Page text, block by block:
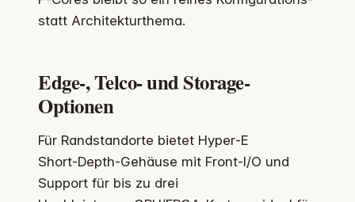
statt Architekturthema.
Edge-, Telco- und Storage-
Optionen
Für Randstandorte bietet Hyper‑E
Short‑Depth‑Gehäuse mit Front‑I/O und
Support für bis zu drei